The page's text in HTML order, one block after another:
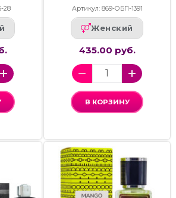
28 Артикул: 869-ОБП-1391
Женский
435.00 руб.
В КОРЗИНУ